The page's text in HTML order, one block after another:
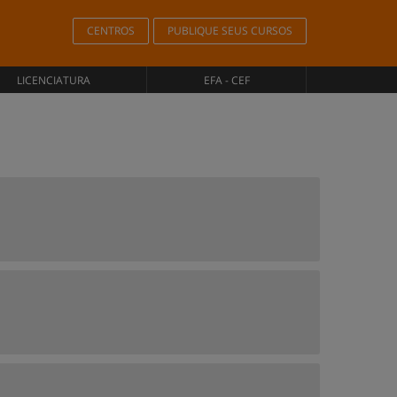
CENTROS PUBLIQUE SEUS CURSOS
LICENCIATURA EFA - CEF